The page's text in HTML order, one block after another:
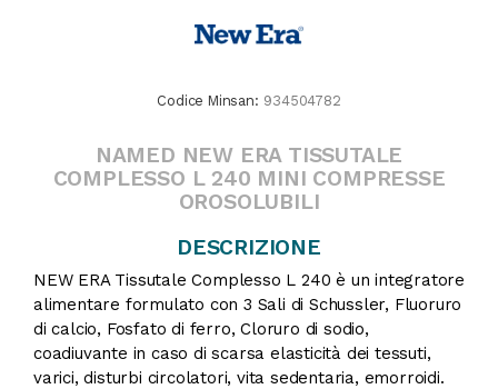
Codice Minsan: 934504782
NAMED NEW ERA TISSUTALE
COMPLESSO L 240 MINI COMPRESSE
OROSOLUBILI
DESCRIZIONE
NEW ERA Tissutale Complesso L 240 è un integratore
alimentare formulato con 3 Sali di Schussler, Fluoruro
di calcio, Fosfato di ferro, Cloruro di sodio,
coadiuvante in caso di scarsa elasticità dei tessuti,
varici, disturbi circolatori, vita sedentaria, emorroidi.